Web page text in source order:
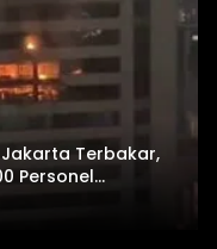
Terbakar,
Personel